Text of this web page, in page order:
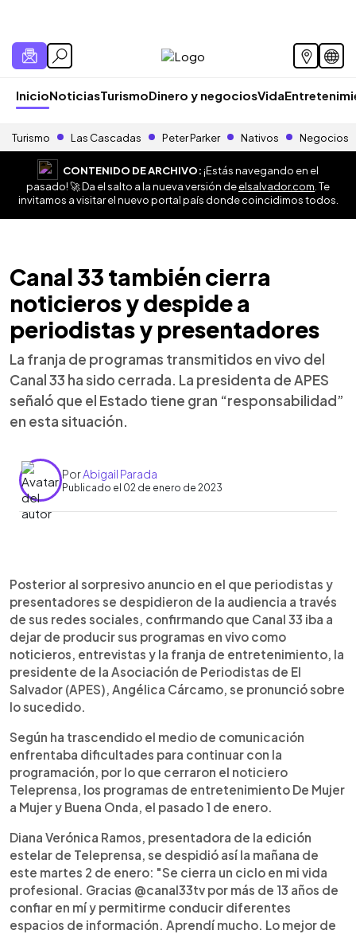
InicioNoticiasTurismoDinero y negociosVida
Turismo Las Cascadas Peter Parker Nativos Negocios
CONTENIDO DE ARCHIVO:¡Estás navegando en el
pasado! 🚀 Da el salto a la nueva versión deelsalvador.com . Te
invitamos a visitar el nuevo portal país donde coincidimos todos.
Canal 33 también cierra
noticieros y despide a
periodistas y presentadores
La franja de programas transmitidos en vivo del
Canal 33 ha sido cerrada. La presidenta de APES
señaló que el Estado tiene gran “responsabilidad”
en esta situación.
PorAbigail Parada
Publicado el 02 de enero de 2023
► Escuchar artículo
Posterior al sorpresivo anuncio en el que periodistas y
presentadores se despidieron de la audiencia a través
de sus redes sociales, confirmando que Canal 33 iba a
dejar de producir sus programas en vivo como
noticieros, entrevistas y la franja de entretenimiento, la
presidente de la Asociación de Periodistas de El
Salvador (APES), Angélica Cárcamo, se pronunció sobre
lo sucedido.
Según ha trascendido el medio de comunicación
enfrentaba dificultades para continuar con la
programación, por lo que cerraron el noticiero
Teleprensa, los programas de entretenimiento De Mujer
a Mujer y Buena Onda, el pasado 1 de enero.
Diana Verónica Ramos, presentadora de la edición
estelar de Teleprensa, se despidió así la mañana de
este martes 2 de enero: "Se cierra un ciclo en mi vida
profesional. Gracias @canal33tv por más de 13 años de
confiar en mí y permitirme conducir diferentes
espacios de información. Aprendí mucho. Lo mejor de